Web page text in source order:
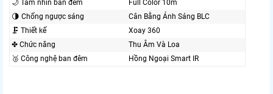
🌙 Tầm nhìn ban đêm
Full Color 10m
🌗 Chống ngược sáng
Cân Bằng Ánh Sáng BLC
🗜️ Thiết kế
Xoay 360
✤ Chức năng
Thu Âm Và Loa
🥉 Công nghệ ban đêm
Hồng Ngoại Smart IR